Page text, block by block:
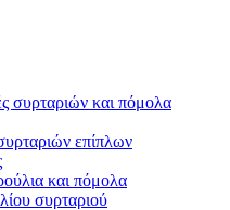
συρταριών και πόμολα
επίπλων
και πόμολα
συρταριού